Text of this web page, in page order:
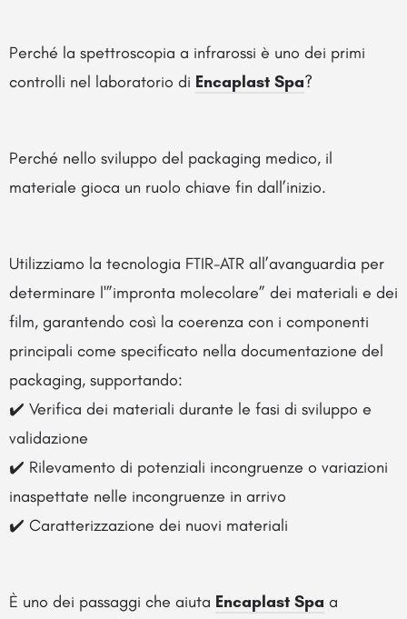
Perché la spettroscopia a infrarossi è uno dei primi
controlli nel laboratorio di Encaplast Spa?
Perché nello sviluppo del packaging medico, il
materiale gioca un ruolo chiave fin dall’inizio.
Utilizziamo la tecnologia FTIR-ATR all’avanguardia per
determinare l'”impronta molecolare” dei materiali e dei
film, garantendo così la coerenza con i componenti
principali come specificato nella documentazione del
packaging, supportando:
✔️ Verifica dei materiali durante le fasi di sviluppo e
validazione
✔️ Rilevamento di potenziali incongruenze o variazioni
inaspettate nelle incongruenze in arrivo
✔️ Caratterizzazione dei nuovi materiali
È uno dei passaggi che aiuta Encaplast Spa a